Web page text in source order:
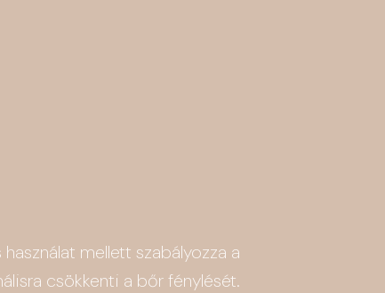
mellett szabályozza a
csökkenti a bőr fénylését.